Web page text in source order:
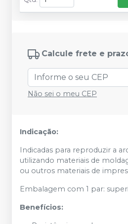
Calcule frete e
Não sei o meu CEP
Indicação:
Indicadas para reproduzir a
utilizando materiais de
ou outros materiais de
Embalagem com 1 par:
Benefícios: